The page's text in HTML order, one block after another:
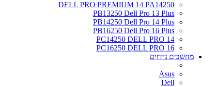
DELL PRO PREMIUM 14 PA14250
PB13250 Dell Pro 13 Plus
PB14250 Dell Pro 14 Plus
PB16250 Dell Pro 16 Plus
PC14250 DELL PRO 14
PC16250 DELL PRO 16
מחשבים נייחים
Asus
Dell